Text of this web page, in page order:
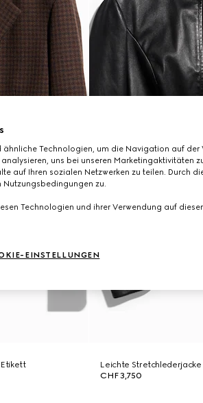
Leichte Stretchlederjacke
CHF 3,750
Technologien, um die Navigation auf der
uns bei unseren Marketingaktivitäten
auf Ihren sozialen Netzwerken zu teilen. Durch
Nutzungsbedingungen zu.
Technologien und ihrer Verwendung auf
EINSTELLUNGEN